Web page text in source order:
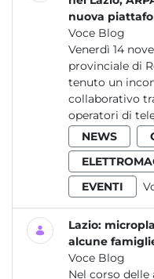
nuova
Voce Blog
Venerdì 14
provinciale di
tenuto un
collaborativo
operatori di
NEWS
EVENTI
Lazio:
alcune
Voce Blog
Nel corso